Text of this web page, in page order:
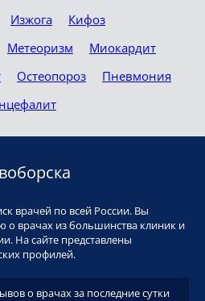
Изжога
Кифоз
Метеоризм
Миокардит
Остеопороз
Пневмония
врачей по всей России. Вы
врачах из большинства клиник и
На сайте представлены
профилей.
о врачах за последние сутки